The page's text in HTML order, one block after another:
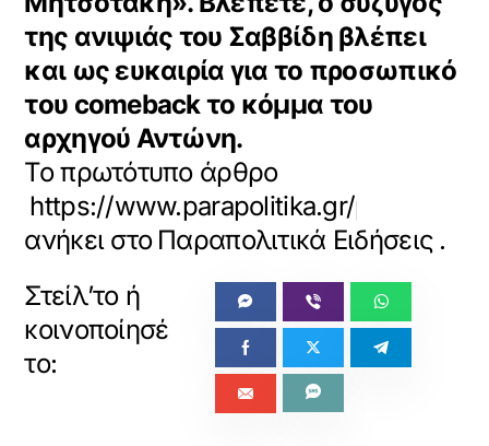
της ανιψιάς του Σαββίδη βλέπει
και ως ευκαιρία για το προσωπικό
του comeback το κόμμα του
αρχηγού Αντώνη.
Το πρωτότυπο άρθρο
https://www.parapolitika.gr/
ανήκει στο Παραπολιτικά Ειδήσεις .